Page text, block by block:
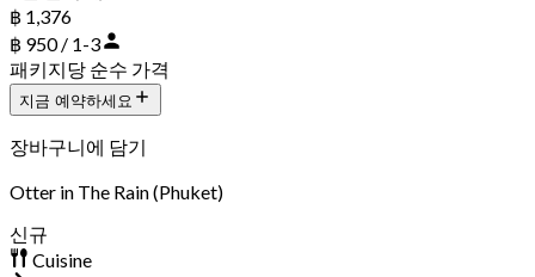
฿ 1,376
฿ 950 / 1-3
패키지당 순수 가격
지금 예약하세요
장바구니에 담기
Otter in The Rain (Phuket)
신규
Cuisine